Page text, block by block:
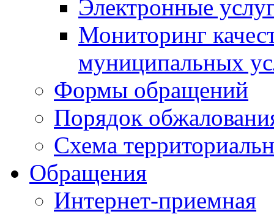
Электронные
Мониторинг
муниципальных
Формы обращений
Порядок
Схема
Обращения
Интернет-приемная